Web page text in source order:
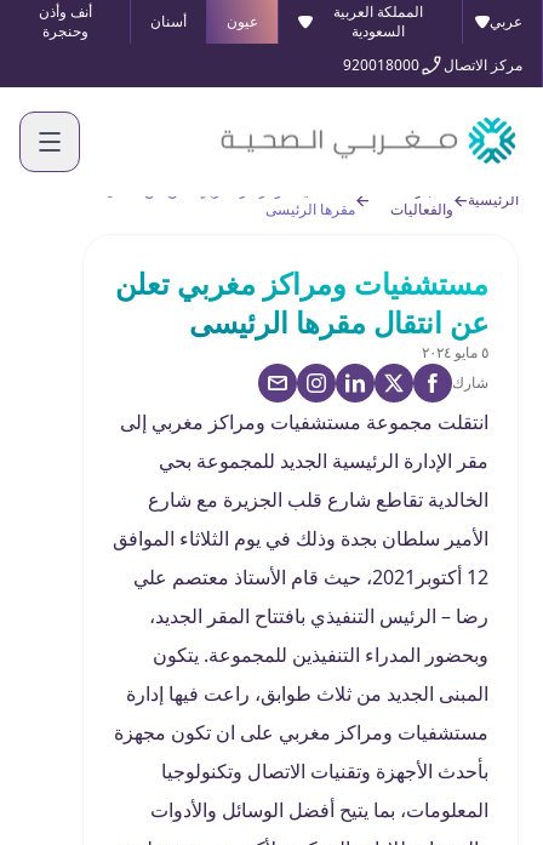
عربي
المملكة العربية
السعودية
عيون أسنان
أنف وأذن
وحنجرة
مركز الاتصال
920018000
الرئيسية
والفعاليات
مقرها الرئيسى
مستشفيات ومراكز مغربي تعلن
عن انتقال مقرها الرئيسى
٥ مايو ٢٠٢٤
شارك
انتقلت مجموعة مستشفيات ومراكز مغربي إلى
مقر الإدارة الرئيسية الجديد للمجموعة بحي
الخالدية تقاطع شارع قلب الجزيرة مع شارع
الأمير سلطان بجدة وذلك في يوم الثلاثاء الموافق
12 أكتوبر2021، حيث قام الأستاذ معتصم علي
رضا – الرئيس التنفيذي بافتتاح المقر الجديد،
وبحضور المدراء التنفيذين للمجموعة. يتكون
المبنى الجديد من ثلاث طوابق، راعت فيها إدارة
مستشفيات ومراكز مغربي على ان تكون مجهزة
بأحدث الأجهزة وتقنيات الاتصال وتكنولوجيا
المعلومات، بما يتيح أفضل الوسائل والأدوات